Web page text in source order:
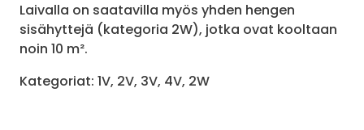
Laivalla on saatavilla myös yhden hengen
sisähyttejä (kategoria 2W), jotka ovat kooltaan
noin 10 m².
Kategoriat: 1V, 2V, 3V, 4V, 2W